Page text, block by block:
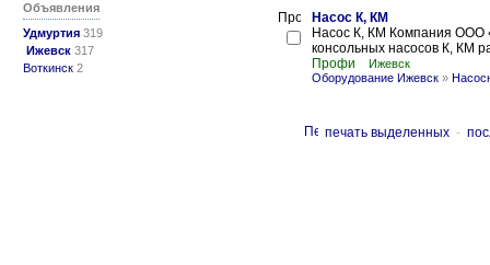
Объявления
Удмуртия 319
Ижевск 317
Воткинск 2
Насос К, КМ
Насос К, КМ Компания ООО
консольных насосов К, КМ
Профи
Ижевск
Оборудование Ижевск »
печать выделенных -